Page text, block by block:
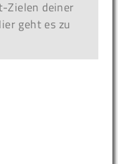
Zielen deiner
geht es zu